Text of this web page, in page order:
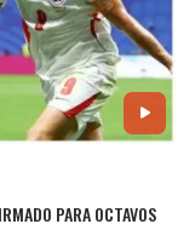
PARA OCTAVOS